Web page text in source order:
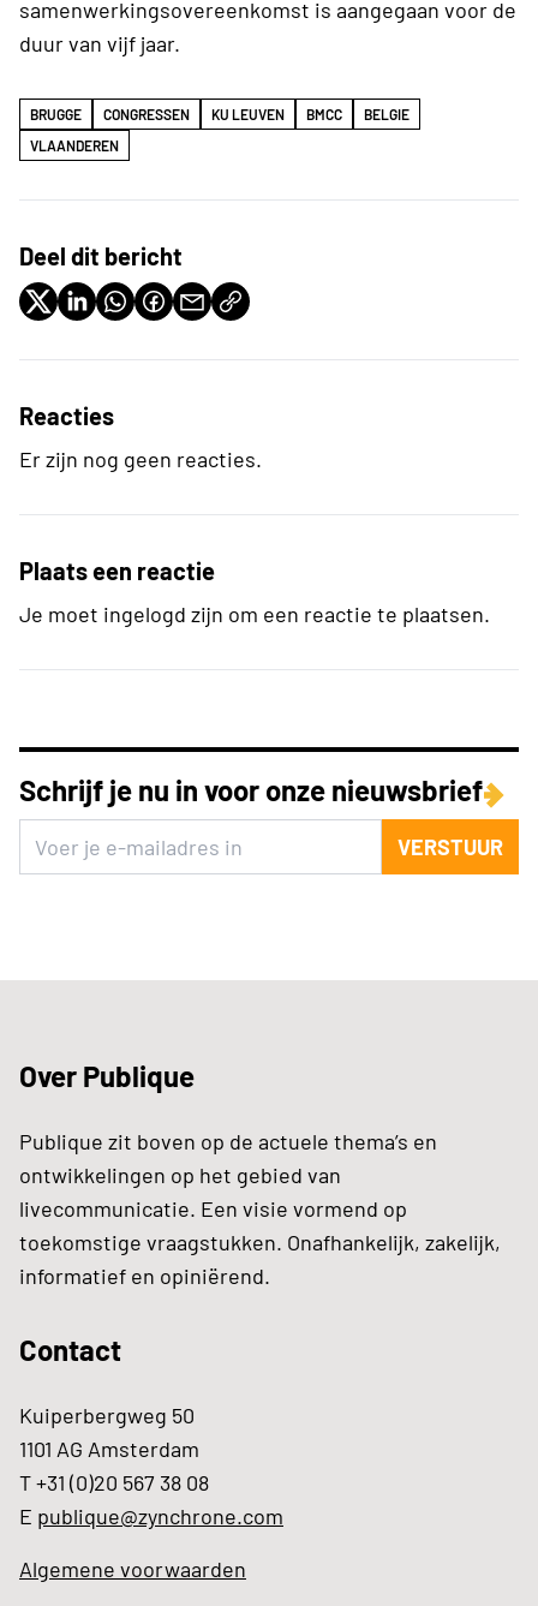
samenwerkingsovereenkomst is aangegaan voor de
duur van vijf jaar.
BRUGGE CONGRESSEN KU LEUVEN BMCC
BELGIE
VLAANDEREN
Deel dit bericht
Reacties
Er zijn nog geen reacties.
Plaats een reactie
Je moet ingelogd zijn om een reactie te plaatsen.
Schrijf je nu in voor onze nieuwsbrief
VERSTUUR
Over Publique
Publique zit boven op de actuele thema’s en
ontwikkelingen op het gebied van
livecommunicatie. Een visie vormend op
toekomstige vraagstukken. Onafhankelijk, zakelijk,
informatief en opiniërend.
Contact
Kuiperbergweg 50
1101 AG Amsterdam
T +31 (0)20 567 38 08
E publique@zynchrone.com
Algemene voorwaarden